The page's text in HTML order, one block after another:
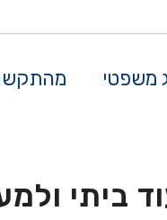
משפטי
ביתי